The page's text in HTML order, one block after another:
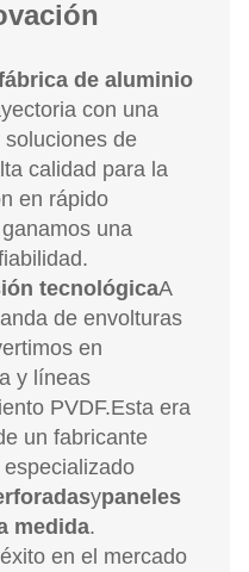
de aluminio
con una
de
calidad para la
en rápido
una
tecnológicaA
de envolturas
en
y líneas
PVDF.Esta era
un fabricante
ypaneles
medida.
en el mercado